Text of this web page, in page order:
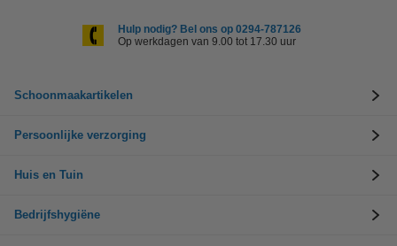
Hulp nodig? Bel ons op 0294-787126
Op werkdagen van 9.00 tot 17.30 uur
Schoonmaakartikelen
Persoonlijke verzorging
Huis en Tuin
Bedrijfshygiëne